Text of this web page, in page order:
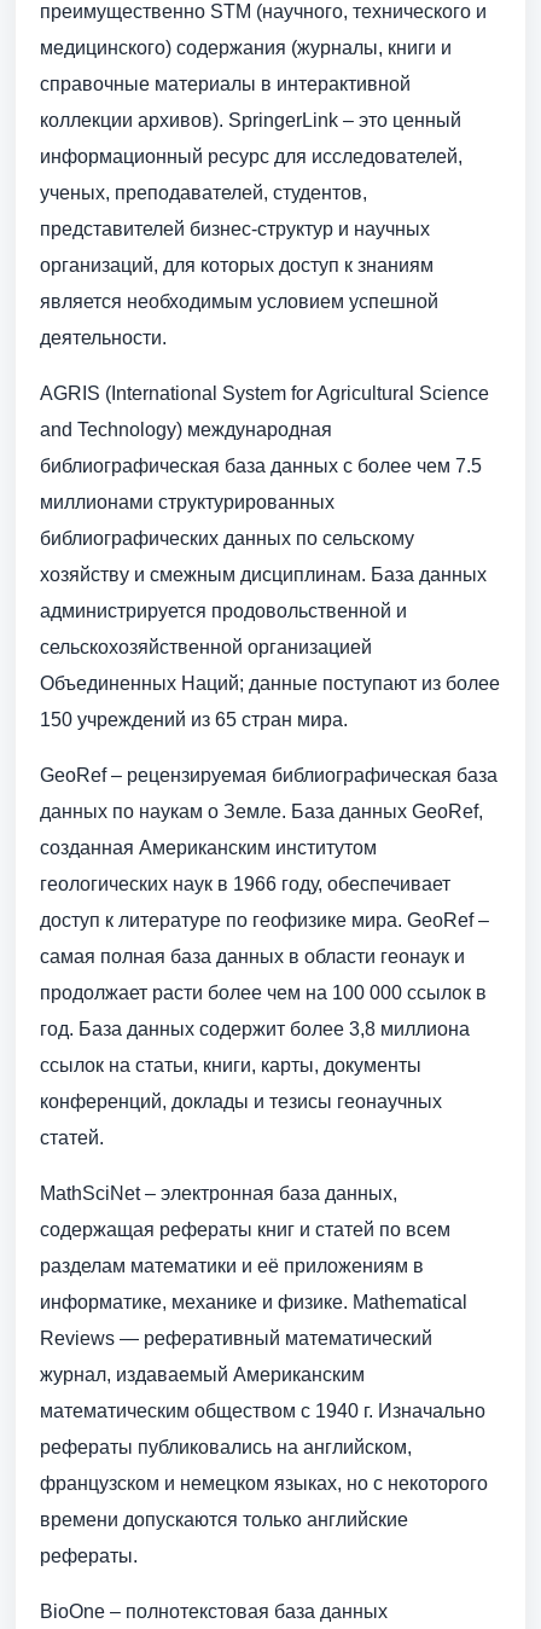
преимущественно STM (научного, технического и
медицинского) содержания (журналы, книги и
справочные материалы в интерактивной
коллекции архивов). SpringerLink – это ценный
информационный ресурс для исследователей,
ученых, преподавателей, студентов,
представителей бизнес-структур и научных
организаций, для которых доступ к знаниям
является необходимым условием успешной
деятельности.
AGRIS (International System for Agricultural Science
and Technology) международная
библиографическая база данных с более чем 7.5
миллионами структурированных
библиографических данных по сельскому
хозяйству и смежным дисциплинам. База данных
администрируется продовольственной и
сельскохозяйственной организацией
Объединенных Наций; данные поступают из более
150 учреждений из 65 стран мира.
GeoRef – рецензируемая библиографическая база
данных по наукам о Земле. База данных GeoRef,
созданная Американским институтом
геологических наук в 1966 году, обеспечивает
доступ к литературе по геофизике мира. GeoRef –
самая полная база данных в области геонаук и
продолжает расти более чем на 100 000 ссылок в
год. База данных содержит более 3,8 миллиона
ссылок на статьи, книги, карты, документы
конференций, доклады и тезисы геонаучных
статей.
MathSciNet – электронная база данных,
содержащая рефераты книг и статей по всем
разделам математики и её приложениям в
информатике, механике и физике. Mathematical
Reviews — реферативный математический
журнал, издаваемый Американским
математическим обществом с 1940 г. Изначально
рефераты публиковались на английском,
французском и немецком языках, но с некоторого
времени допускаются только английские
рефераты.
BioOne – полнотекстовая база данных